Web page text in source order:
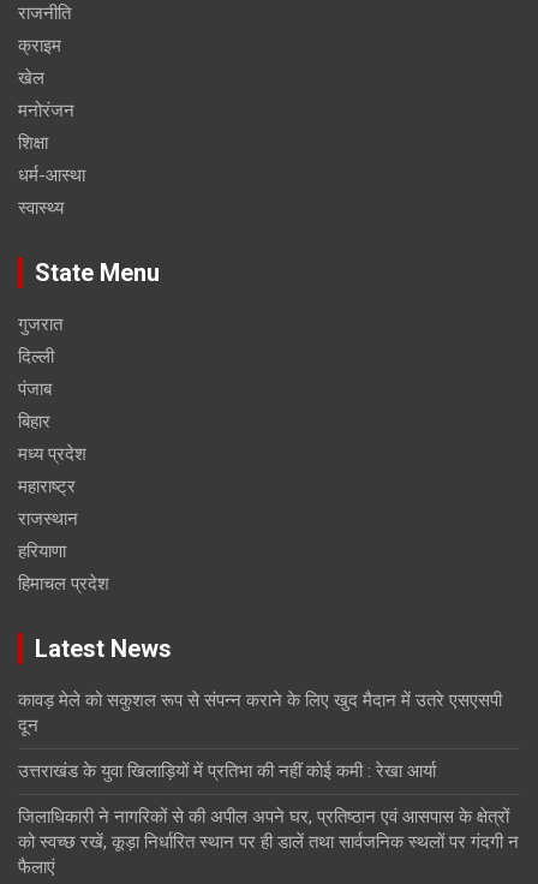
राजनीति
क्राइम
खेल
मनोरंजन
शिक्षा
धर्म-आस्था
स्वास्थ्य
State Menu
गुजरात
दिल्ली
पंजाब
बिहार
मध्य प्रदेश
महाराष्ट्र
राजस्थान
हरियाणा
हिमाचल प्रदेश
Latest News
कावड़ मेले को सकुशल रूप से संपन्न कराने के लिए खुद मैदान में उतरे एसएसपी
दून
उत्तराखंड के युवा खिलाड़ियों में प्रतिभा की नहीं कोई कमी : रेखा आर्या
जिलाधिकारी ने नागरिकों से की अपील अपने घर, प्रतिष्ठान एवं आसपास के क्षेत्रों
को स्वच्छ रखें, कूड़ा निर्धारित स्थान पर ही डालें तथा सार्वजनिक स्थलों पर गंदगी न
फैलाएं